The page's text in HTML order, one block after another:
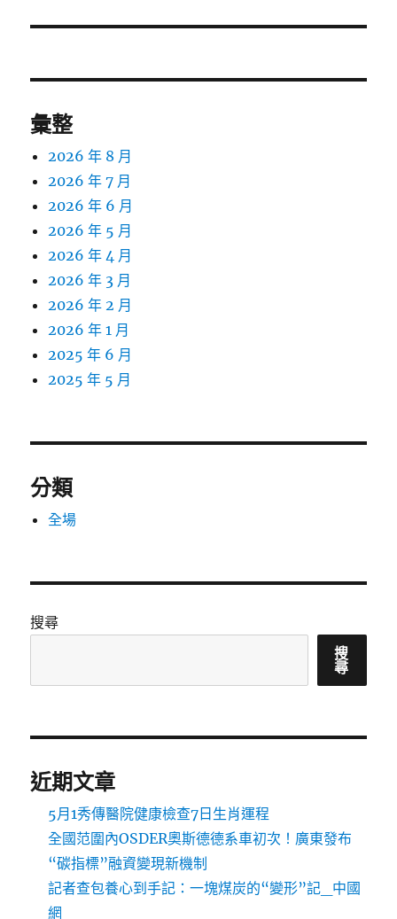
篇
章:
彙整
2026 年 8 月
2026 年 7 月
2026 年 6 月
2026 年 5 月
2026 年 4 月
2026 年 3 月
2026 年 2 月
2026 年 1 月
2025 年 6 月
2025 年 5 月
分類
全場
搜尋
搜
尋
近期文章
5月1秀傳醫院健康檢查7日生肖運程
全國范圍內OSDER奧斯德德系車初次！廣東發布
“碳指標”融資變現新機制
記者查包養心到手記：一塊煤炭的“變形”記_中國
網